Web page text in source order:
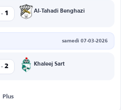
- 1 Al-Tahadi Benghazi
samedi 07-03-2026
- 2 Khaleej Sart
Plus